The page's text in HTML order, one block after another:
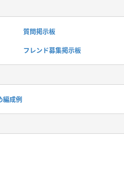
質問掲示板
フレンド募集掲示板
編成例